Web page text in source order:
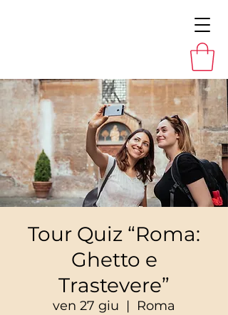
Tour Quiz “Roma:
Ghetto e
Trastevere”
ven 27 giu
  |
Roma